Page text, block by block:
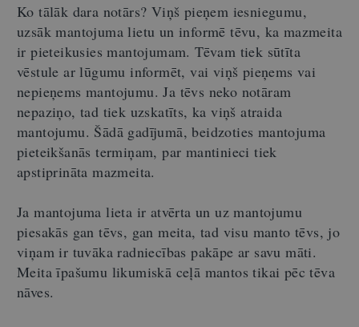
Ko tālāk dara notārs? Viņš pieņem iesniegumu,
uzsāk mantojuma lietu un informē tēvu, ka mazmeita
ir pieteikusies mantojumam. Tēvam tiek sūtīta
vēstule ar lūgumu informēt, vai viņš pieņems vai
nepieņems mantojumu. Ja tēvs neko notāram
nepaziņo, tad tiek uzskatīts, ka viņš atraida
mantojumu. Šādā gadījumā, beidzoties mantojuma
pieteikšanās termiņam, par mantinieci tiek
apstiprināta mazmeita.
Ja mantojuma lieta ir atvērta un uz mantojumu
piesakās gan tēvs, gan meita, tad visu manto tēvs, jo
viņam ir tuvāka radniecības pakāpe ar savu māti.
Meita īpašumu likumiskā ceļā mantos tikai pēc tēva
nāves.